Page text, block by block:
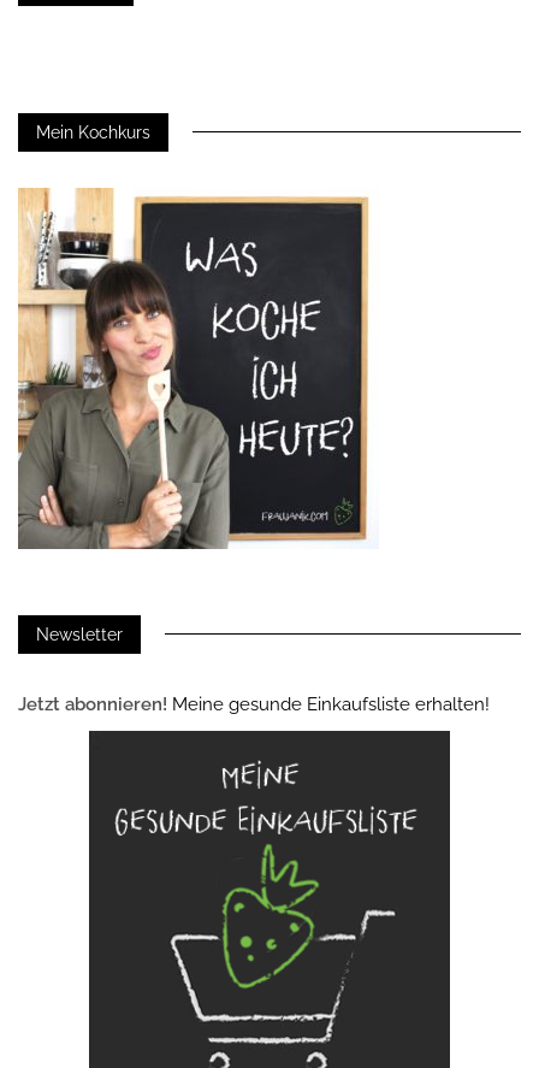
Mein Kochkurs
Newsletter
Jetzt abonnieren! Meine gesunde Einkaufsliste erhalten!